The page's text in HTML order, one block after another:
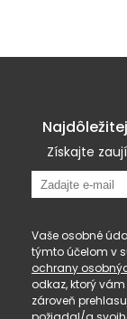
Získajte
Vaše osobné
týmto účelom v
ochrany
odkaz, ktorý
zároveň